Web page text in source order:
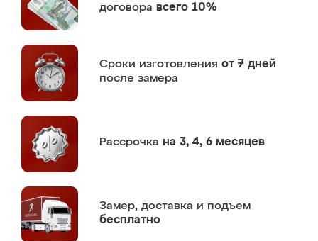
договора всего 10%
Сроки изготовления от 7 дней
после замера
Рассрочка на 3, 4, 6 месяцев
Замер, доставка и подъем
бесплатно